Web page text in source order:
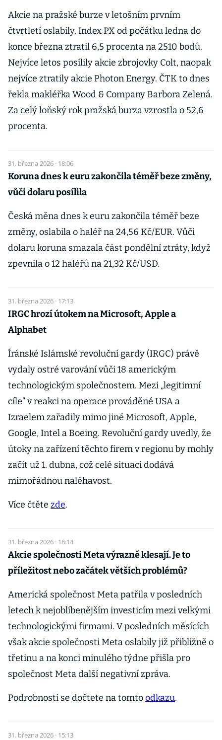
Akcie na pražské burze v letošním prvním
čtvrtletí oslabily. Index PX od počátku ledna do
konce března ztratil 6,5 procenta na 2510 bodů.
Nejvíce letos posílily akcie zbrojovky Colt, naopak
nejvíce ztratily akcie Photon Energy. ČTK to dnes
řekla makléřka Wood & Company Barbora Zelená.
Za celý loňský rok pražská burza vzrostla o 52,6
procenta.
31. března 2026 · 18:06
Koruna dnes k euru zakončila téměř beze změny,
vůči dolaru posílila
Česká měna dnes k euru zakončila téměř beze
změny, oslabila o haléř na 24,56 Kč/EUR. Vůči
dolaru koruna smazala část pondělní ztráty, když
zpevnila o 12 haléřů na 21,32 Kč/USD.
31. března 2026 · 17:13
IRGC hrozí útokem na Microsoft, Apple a
Alphabet
Íránské Islámské revoluční gardy (IRGC) právě
vydaly ostré varování vůči 18 americkým
technologickým společnostem. Mezi „legitimní
cíle“ v reakci na operace prováděné USA a
Izraelem zařadily mimo jiné Microsoft, Apple,
Google, Intel a Boeing. Revoluční gardy uvedly, že
útoky na zařízení těchto firem v regionu by mohly
začít už 1. dubna, což celé situaci dodává
mimořádnou naléhavost.
Více čtěte zde.
31. března 2026 · 16:14
Akcie společnosti Meta výrazně klesají. Je to
příležitost nebo začátek větších problémů?
Americká společnost Meta patřila v posledních
letech k nejoblíbenějším investicím mezi velkými
technologickými firmami. V posledních měsících
však akcie společnosti Meta oslabily již přibližně o
třetinu a na konci minulého týdne přišla pro
společnost Meta další negativní zpráva.
Podrobnosti se dočtete na tomtoodkazu.
31. března 2026 · 15:13